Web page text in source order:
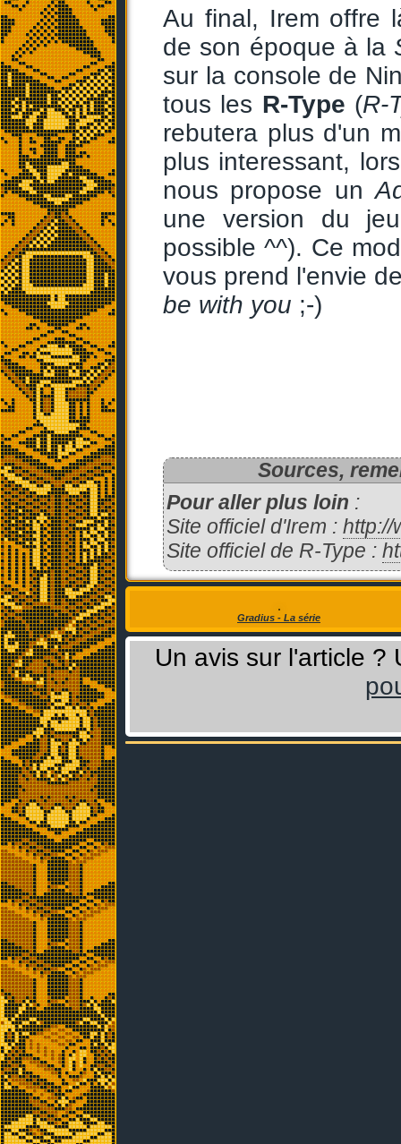
Au final, Irem offre
de son époque à la
sur la console de
tous les R-Type (R-
rebutera plus d'un
plus interessant,
nous propose un
une version du
possible ^^). Ce
vous prend l'envie
be with you ;-)
Sources,
Pour aller plus loin :
Site officiel d'Irem : http://
Site officiel de R-Type :
Gradius - La série
Un avis sur l'article